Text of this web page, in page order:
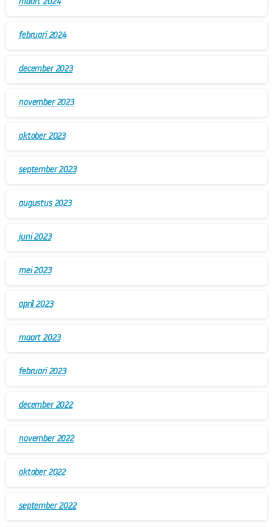
maart 2024
februari 2024
december 2023
november 2023
oktober 2023
september 2023
augustus 2023
juni 2023
mei 2023
april 2023
maart 2023
februari 2023
december 2022
november 2022
oktober 2022
september 2022